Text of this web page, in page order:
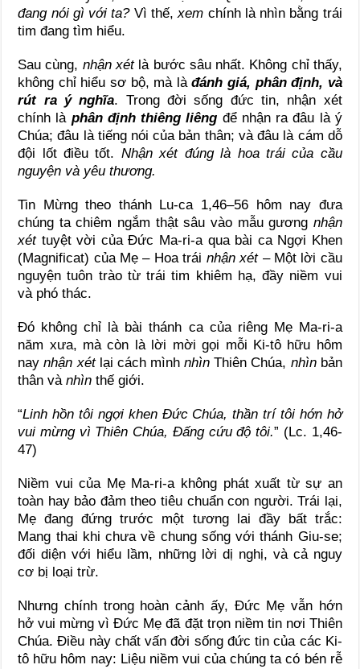
đang nói gì với ta? Vì thế,xem chính là nhìn bằng trái
tim đang tìm hiểu.
Sau cùng, nhận xétlà bước sâu nhất. Không chỉ thấy,
không chỉ hiểu sơ bộ, mà làđánh giá, phân định, và
rút ra ý nghĩa. Trong đời sống đức tin, nhận xét
chính là phân định thiêng liêng để nhận ra đâu là ý
Chúa; đâu là tiếng nói của bản thân; và đâu là cám dỗ
đội lốt điều tốt. Nhận xét đúng là hoa trái của cầu
nguyện và yêu thương.
Tin Mừng theo thánh Lu-ca 1,46–56 hôm nay đưa
chúng ta chiêm ngắm thật sâu vào mẫu gương nhận
xéttuyệt vời của Đức Ma-ri-a qua bài ca Ngợi Khen
(Magnificat) của Mẹ – Hoa trái nhận xét– Một lời cầu
nguyện tuôn trào từ trái tim khiêm hạ, đầy niềm vui
và phó thác.
Đó không chỉ là bài thánh ca của riêng Mẹ Ma-ri-a
năm xưa, mà còn là lời mời gọi mỗi Ki-tô hữu hôm
naynhận xétlại cách mìnhnhìn Thiên Chúa, nhìnbản
thân vànhìn thế giới.
“Linh hồn tôi ngợi khen Đức Chúa, thần trí tôi hớn hở
vui mừng vì Thiên Chúa, Đấng cứu độ tôi.” (Lc. 1,46-
47)
Niềm vui của Mẹ Ma-ri-a không phát xuất từ sự an
toàn hay bảo đảm theo tiêu chuẩn con người. Trái lại,
Mẹ đang đứng trước một tương lai đầy bất trắc:
Mang thai khi chưa về chung sống với thánh Giu-se;
đối diện với hiểu lầm, những lời dị nghị, và cả nguy
cơ bị loại trừ.
Nhưng chính trong hoàn cảnh ấy, Đức Mẹ vẫn hớn
hở vui mừng vì Đức Mẹ đã đặt trọn niềm tin nơi Thiên
Chúa. Điều này chất vấn đời sống đức tin của các Ki-
tô hữu hôm nay: Liệu niềm vui của chúng ta có bén rễ